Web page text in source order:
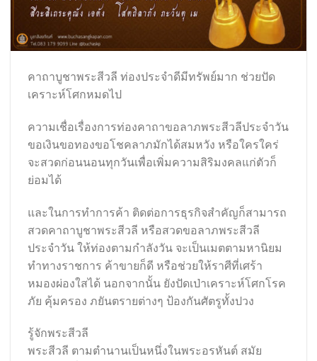
คาถาบูชาพระสีวลี ท่องประจำดีมีทรัพย์มาก ช่วยปัด
เคราะห์โศกหมดไป
ความเชื่อเรื่องการท่องคาถาขอลาภพระสีวลีประจำวัน
ขอเงินขอทองขอโชคลาภมักได้สมหวัง หรือใครใคร่
จะสวดก่อนนอนทุกวันเพื่อเพิ่มความสิริมงคลแก่ตัวก็
ย่อมได้
และในการทำการค้า ติดต่อการธุรกิจสำคัญก็สามารถ
สวดคาถาบูชาพระสีวลี หรือสวดขอลาภพระสีวลี
ประจำวัน ให้ท่องตามกำลังวัน จะเป็นเมตตามหานิยม
ทำทางราชการ ค้าขายก็ดี หรือช่วยให้ราศีที่เศร้า
หมองผ่องใสได้ นอกจากนั้น ยังปัดเป่าเคราะห์โศกโรค
ภัย คุ้มครอง ภยันตรายต่างๆ ป้องกันศัตรูทั้งปวง
รู้จักพระสีวลี
พระสีวลี ตามตำนานเป็นหนึ่งในพระอรหันต์ สมัย